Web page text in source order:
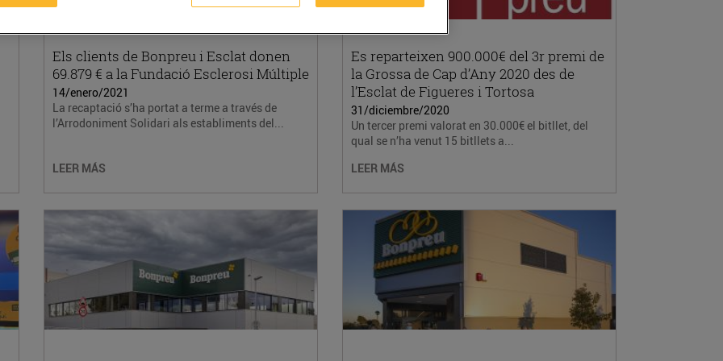
Els clients de Bonpreu i Esclat donen
69.879 € a la Fundació Esclerosi Múltiple
14/enero/2021
La recaptació s’ha portat a terme a través de
l’Arrodoniment Solidari als establiments del...
LEER MÁS
Es reparteixen 900.000€ del 3r premi de
la Grossa de Cap d’Any 2020 des de
l’Esclat de Figueres i Tortosa
31/diciembre/2020
Un tercer premi valorat en 30.000€ el bitllet, del
qual se n’ha venut 15 bitllets a...
LEER MÁS